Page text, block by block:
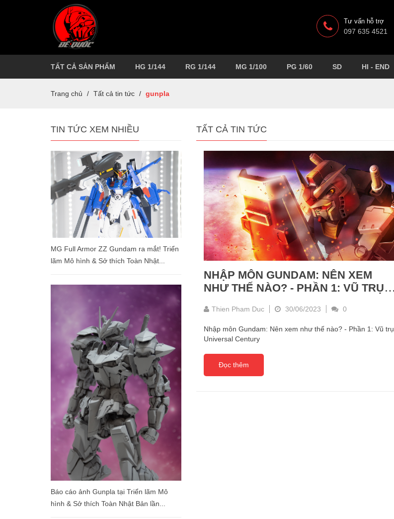
Tư vấn hỗ trợ
097 635 4521
TẤT CẢ SẢN PHẨM HG 1/144 RG 1/144 MG 1/100 PG 1/60 SD HI - END
Trang chủ / Tất cả tin tức / gunpla
TẤT CẢ TIN TỨC
NHẬP MÔN GUNDAM: NÊN XEM
NHƯ THẾ NÀO? - PHẦN 1: VŨ TRỤ
Thien Pham Duc 30/06/2023 0
Nhập môn Gundam: Nên xem như thế nào? - Phần 1: Vũ trụ
Universal Century
Đọc thêm
TIN TỨC XEM NHIỀU
MG Full Armor ΖΖ Gundam ra mắt! Triển
lãm Mô hình & Sở thích Toàn Nhật...
Báo cáo ảnh Gunpla tại Triển lãm Mô
hình & Sở thích Toàn Nhật Bản lần...